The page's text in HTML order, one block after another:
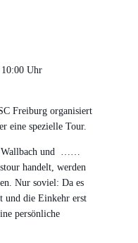
Uhr
Freiburg organisiert
eine spezielle Tour.
Wallbach und ……
handelt, werden
Nur soviel: Da es
und die Einkehr erst
persönliche